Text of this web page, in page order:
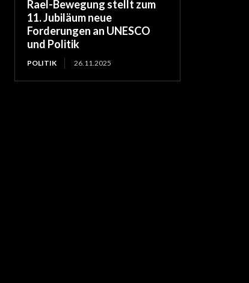
Rael-Bewegung stellt zum
11. Jubiläum neue
Forderungen an UNESCO
und Politik
POLITIK 26.11.2025